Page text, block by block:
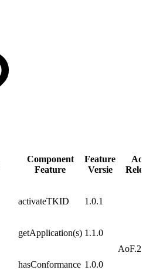
Component
Feature
Feature
Versie
activateTKID 1.0.1
getApplication(s) 1.1.0
hasConformance 1.0.0